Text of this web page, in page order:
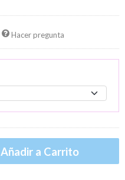
Hacer pregunta
Añadir a Carrito